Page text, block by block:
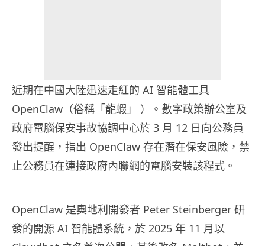
近期在中國大陸迅速走紅的 AI 智能體工具
OpenClaw（俗稱「龍蝦」 ）。數字政策辦公室及
政府電腦保安事故協調中心於 3 月 12 日向公務員
發出提醒，指出 OpenClaw 存在潛在保安風險，禁
止公務員在連接政府內聯網的電腦安裝該程式。
OpenClaw 是奧地利開發者 Peter Steinberger 研
發的開源 AI 智能體系統，於 2025 年 11 月以